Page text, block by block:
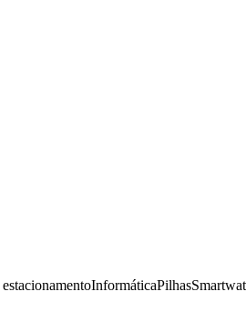
estacionamentoInformáticaPilhas